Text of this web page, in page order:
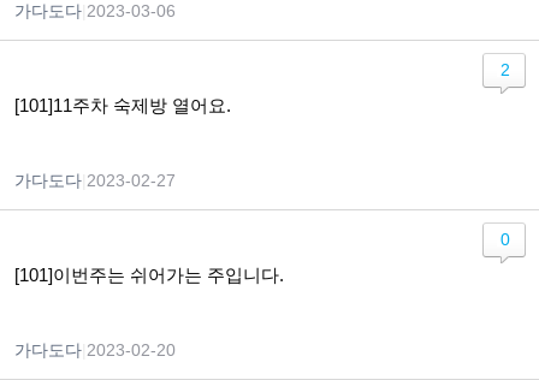
가다도다 2023-03-06
[101]11주차 숙제방 열어요.
가다도다 2023-02-27
2
[101]이번주는 쉬어가는 주입니다.
가다도다 2023-02-20
0